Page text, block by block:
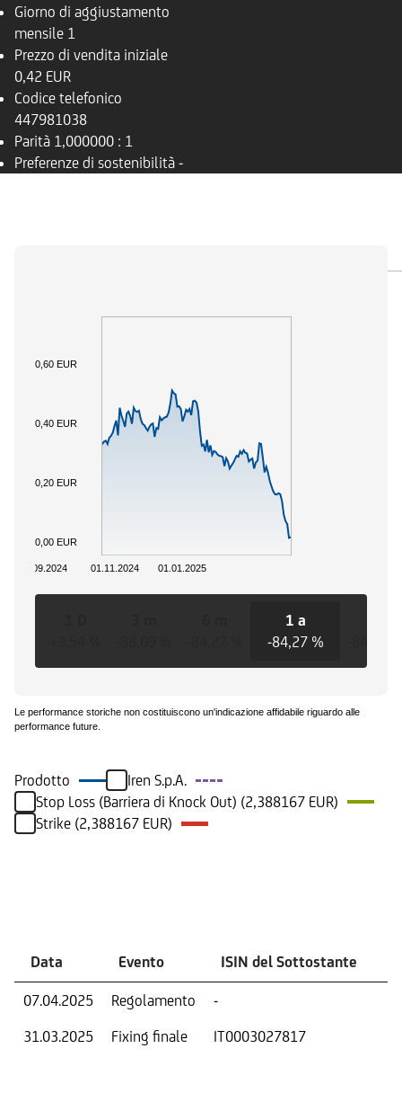
Giorno di aggiustamento
mensile 1
Prezzo di vendita iniziale
0,42 EUR
Codice telefonico
447981038
Parità 1,000000 : 1
Preferenze di sostenibilità -
01.11.2024 01.01.2025
01.09.2024
0,00 EUR
0,20 EUR
0,40 EUR
0,60 EUR
1 a
-84,27 %
Le performance storiche non costituiscono un'indicazione affidabile riguardo alle
performance future.
Prodotto
Iren S.p.A.
Stop Loss (Barriera di Knock Out) (2,388167 EUR)
Strike (2,388167 EUR)
Data Evento ISIN del Sottostante
07.04.2025 Regolamento -
31.03.2025
Fixing finale IT0003027817